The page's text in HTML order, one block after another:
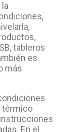
tableros
es
más
térmico
En el